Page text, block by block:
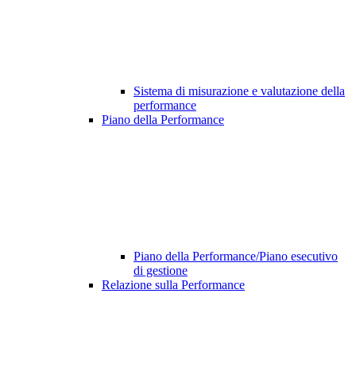
Sistema di misurazione e valutazione della
performance
Piano della Performance
Piano della Performance/Piano esecutivo
di gestione
Relazione sulla Performance